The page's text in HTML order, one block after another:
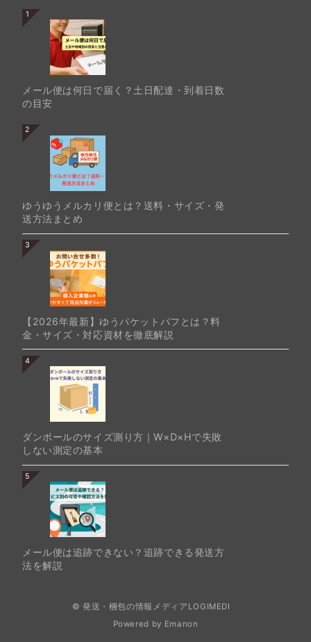
1
メール便は何日で届く？土日配達・到着日数
の目安
2
ゆうゆうメルカリ便とは？送料・サイズ・発
送方法まとめ
3
【2026年最新】ゆうパケットパフとは？料
金・サイズ・対応資材を徹底解説
4
ダンボールのサイズ測り方｜W×D×Hで失敗
しない測定の基本
5
メール便は追跡できない？追跡できる発送方
法を解説
© 発送・梱包の情報メディアLOGIMEDI
Powered by Emanon